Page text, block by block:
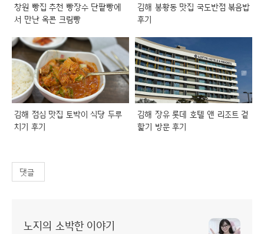
창원 빵집 추천 빵장수 단팥빵에
서 만난 옥콘 크림빵
김해 봉황동 맛집 국도반점 볶음밥
후기
김해 점심 맛집 토박이 식당 두루
치기 후기
김해 장유 롯데 호텔 앤 리조트 겉
핥기 방문 후기
댓글
노지의 소박한 이야기